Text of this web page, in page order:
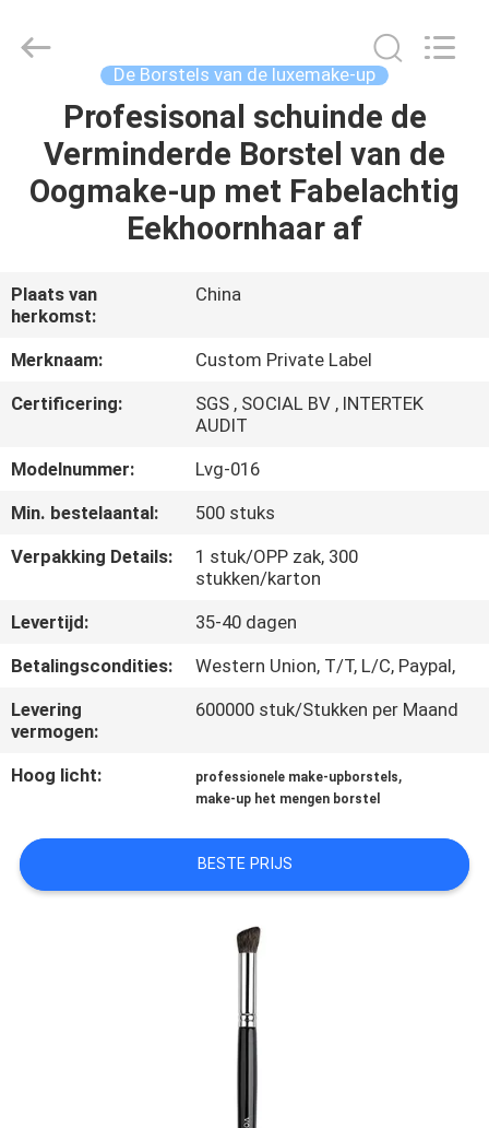
HUIS
PRODUCTEN
ONS
FABRIEKSREIS
KWALITEITSCONTROLE
SITEMAP
PRIVACY
POLICY
Chanmy
Cosmetics
De Borstels van de luxemake-up
Profesisonal schuinde de
Verminderde Borstel van de
Oogmake-up met Fabelachtig
Eekhoornhaar af
Plaats van
herkomst:
China
Merknaam:
Custom Private Label
Certificering:
SGS , SOCIAL BV , INTERTEK
AUDIT
Modelnummer:
Lvg-016
Min. bestelaantal:
500 stuks
Verpakking Details:
1 stuk/OPP zak, 300
stukken/karton
Levertijd:
35-40 dagen
Betalingscondities:
Western Union, T/T, L/C, Paypal,
Levering
vermogen:
600000 stuk/Stukken per Maand
Hoog licht: professionele make-upborstels,
make-up het mengen borstel
BESTE PRIJS